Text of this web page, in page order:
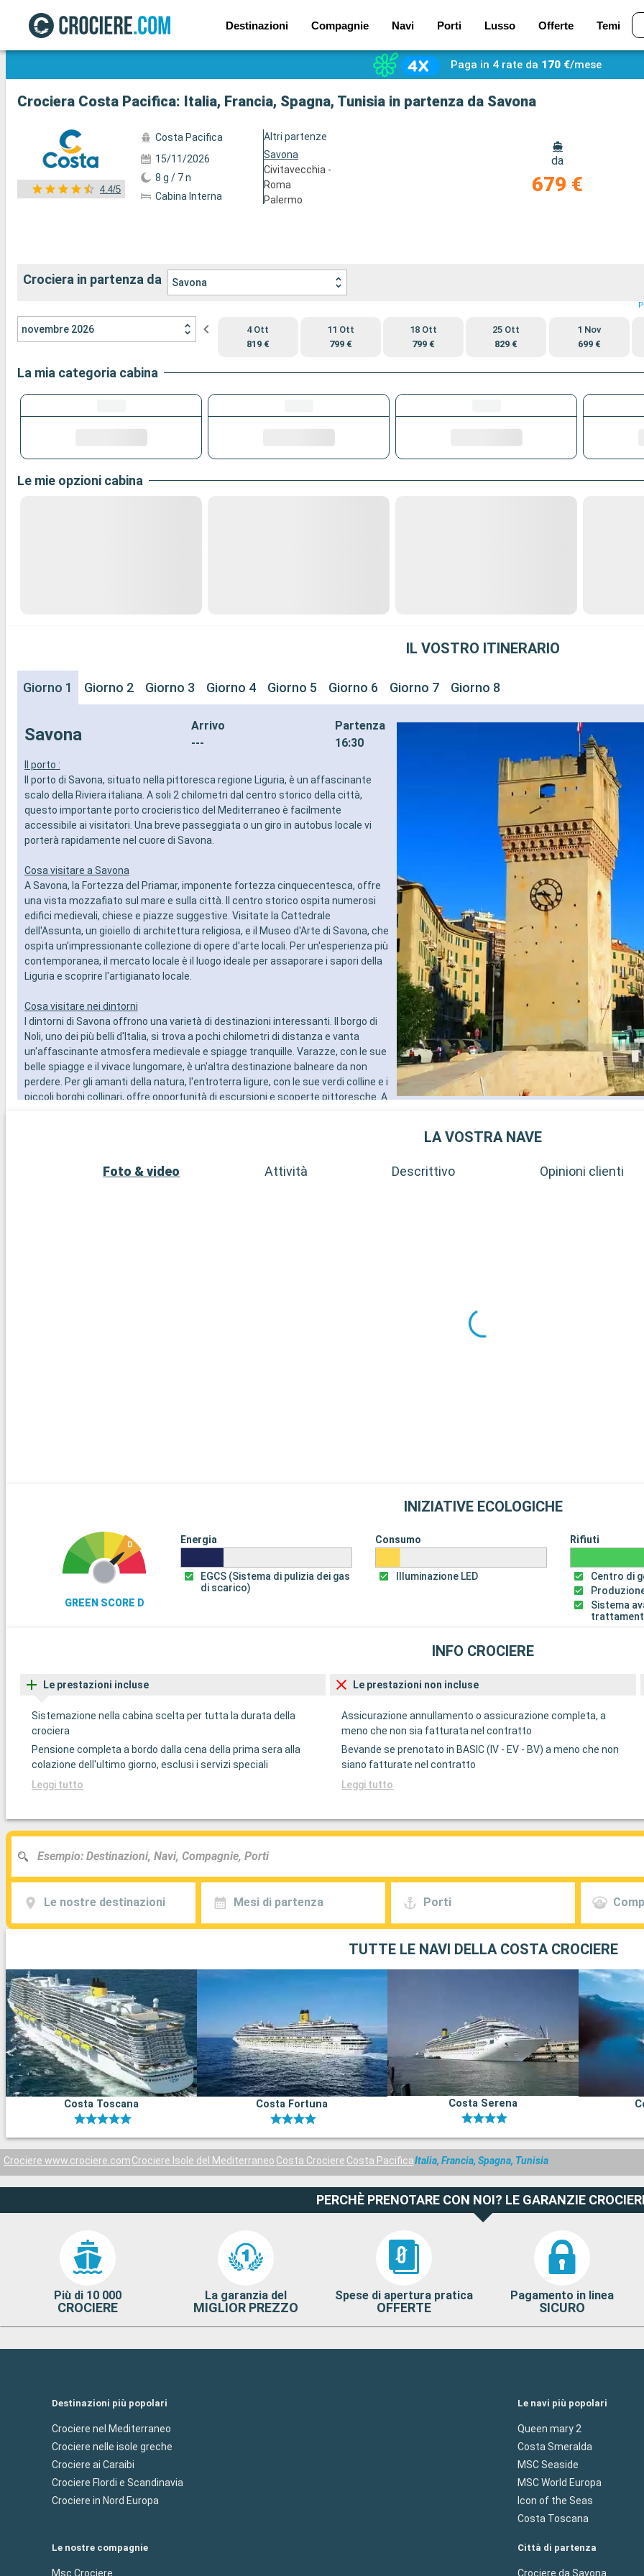
Destinazioni Compagnie Navi Porti Lusso Offerte Temi
Mostra le altre 68 foto
Paga in 4 rate da 170 €/mese
Crociera Costa Pacifica: Italia, Francia, Spagna, Tunisia in partenza da Savona
4.4/5
Costa Pacifica
15/11/2026
8 g / 7 n
Cabina Interna
Altri partenze
Savona
Civitavecchia -
Roma
Palermo
da
679 €
Crociera in partenza da Savona
novembre 2026
4 Ott
819 €
11 Ott
799 €
18 Ott
799 €
25 Ott
829 €
1 Nov
699 €
La mia categoria cabina
Le mie opzioni cabina
IL VOSTRO ITINERARIO
Giorno 1 Giorno 2 Giorno 3 Giorno 4 Giorno 5 Giorno 6 Giorno 7 Giorno 8
Savona
Arrivo
---
Partenza
16:30
Il porto :
Il porto di Savona, situato nella pittoresca regione Liguria, è un affascinante
scalo della Riviera italiana. A soli 2 chilometri dal centro storico della città,
questo importante porto crocieristico del Mediterraneo è facilmente
accessibile ai visitatori. Una breve passeggiata o un giro in autobus locale vi
porterà rapidamente nel cuore di Savona.
Cosa visitare a Savona
A Savona, la Fortezza del Priamar, imponente fortezza cinquecentesca, offre
una vista mozzafiato sul mare e sulla città. Il centro storico ospita numerosi
edifici medievali, chiese e piazze suggestive. Visitate la Cattedrale
dell'Assunta, un gioiello di architettura religiosa, e il Museo d'Arte di Savona, che
ospita un'impressionante collezione di opere d'arte locali. Per un'esperienza più
contemporanea, il mercato locale è il luogo ideale per assaporare i sapori della
Liguria e scoprire l'artigianato locale.
Cosa visitare nei dintorni
I dintorni di Savona offrono una varietà di destinazioni interessanti. Il borgo di
Noli, uno dei più belli d'Italia, si trova a pochi chilometri di distanza e vanta
un'affascinante atmosfera medievale e spiagge tranquille. Varazze, con le sue
belle spiagge e il vivace lungomare, è un'altra destinazione balneare da non
perdere. Per gli amanti della natura, l'entroterra ligure, con le sue verdi colline e i
piccoli borghi collinari, offre opportunità di escursioni e scoperte pittoresche. A
LA VOSTRA NAVE
Foto & video Attività Descrittivo Opinioni clienti
INIZIATIVE ECOLOGICHE
GREEN SCORE D
Energia
EGCS (Sistema di pulizia dei gas
di scarico)
Consumo
Illuminazione LED
Rifiuti
Centro di
Sistema
INFO CROCIERE
Le prestazioni incluse
Sistemazione nella cabina scelta per tutta la durata della
crociera
Pensione completa a bordo dalla cena della prima sera alla
colazione dell'ultimo giorno, esclusi i servizi speciali
Leggi tutto
Le prestazioni non incluse
Assicurazione annullamento o assicurazione completa, a
meno che non sia fatturata nel contratto
Bevande se prenotato in BASIC (IV - EV - BV) a meno che non
siano fatturate nel contratto
Leggi tutto
Le nostre destinazioni Mesi di partenza Porti
TUTTE LE NAVI DELLA COSTA CROCIERE
Costa Toscana Costa Fortuna Costa Serena
Crociere www.crociere.comCrociere Isole del Mediterraneo Costa Crociere Costa PacificaItalia, Francia, Spagna, Tunisia
PERCHÈ PRENOTARE CON NOI? LE GARANZIE
Più di 10 000
CROCIERE
La garanzia del
MIGLIOR PREZZO
Spese di apertura pratica
OFFERTE
Pagamento in linea
SICURO
Destinazioni più popolari
Crociere nel Mediterraneo
Crociere nelle isole greche
Crociere ai Caraibi
Crociere Flordi e Scandinavia
Crociere in Nord Europa
Le navi più popolari
Queen mary 2
Costa Smeralda
MSC Seaside
MSC World Europa
Icon of the Seas
Costa Toscana
Le nostre compagnie
Msc Crociere
Città di partenza
Crociere da Savona